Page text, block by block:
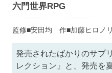
六門世界RPG
監修■安田均 作■加藤ヒロノ
発売されたばかりのサプ
レクション』と、発売を